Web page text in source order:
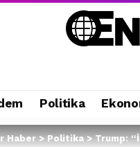
Politika
Haber>Politika>Trump: